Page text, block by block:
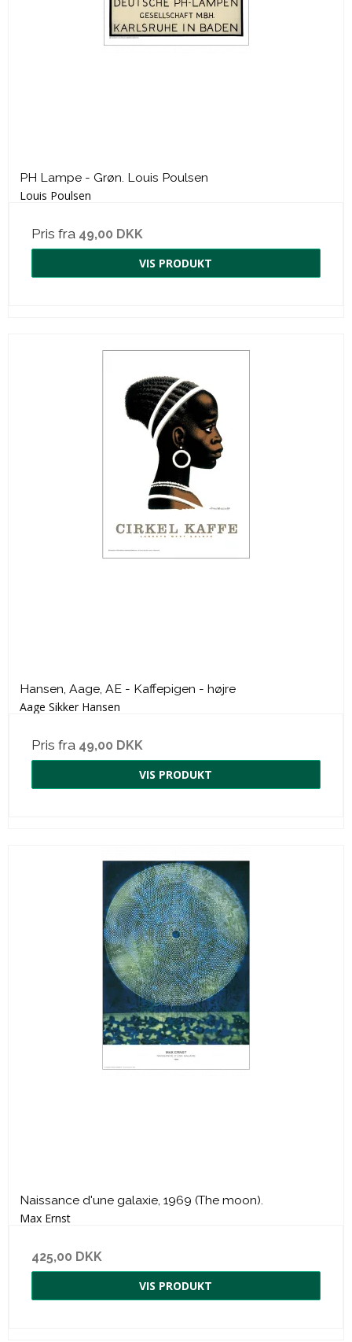
PH Lampe - Grøn. Louis Poulsen
Louis Poulsen
Pris fra 49,00 DKK
VIS PRODUKT
Hansen, Aage, AE - Kaffepigen - højre
Aage Sikker Hansen
Pris fra 49,00 DKK
VIS PRODUKT
Naissance d'une galaxie, 1969 (The moon).
Max Ernst
425,00 DKK
VIS PRODUKT